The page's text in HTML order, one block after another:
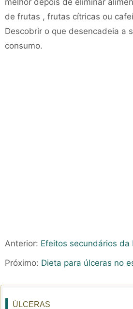
melhor depois de eliminar
de frutas , frutas cítricas ou
Descobrir o que desencadeia a
consumo.
Anterior: Efeitos secundários da
Próximo: Dieta para úlceras no
ÚLCERAS